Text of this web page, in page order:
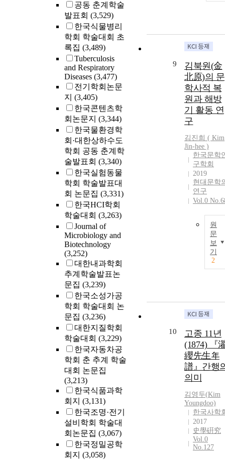
공동 춘계학술
발표회 (3,529)
한국식물병리
학회 학술대회 초
록집 (3,489)
Tuberculosis
and Respiratory
Diseases (3,477)
전기학회논문
지 (3,405)
한국콘텐츠학
회논문지 (3,344)
한국물환경학
회·대한상하수도
학회 공동 춘계학
술발표회 (3,340)
한국실험동물
학회 학술발표대
회 논문집 (3,331)
한국HCI학회
학술대회 (3,263)
Journal of
Microbiology and
Biotechnology
(3,252)
대한내과학회
추계학술발표논
문집 (3,239)
한국소성가공
학회 학술대회 논
문집 (3,236)
대한지질학회
학술대회 (3,229)
한국자동차공
학회 춘 추계 학술
대회 논문집
(3,213)
한국식품과학
회지 (3,131)
한국조명·전기
설비학회 학술대
회논문집 (3,067)
한국정밀공학
회지 (3,058)
9
김북원(金
北原)의 문
학사적 복
원과 해방
기 활동 연
구
김진희 ( Kim
Jin-hee )
한국문학
구학회
2019
현대문학
연구
Vol.0
원
문
보
기
2
10
고종 11년
(1874) 『
纓先生年
譜』간행
의미
김영두(Kim
Youngdoo)
한국사학
2017
史學硏究
Vol.0
No.127